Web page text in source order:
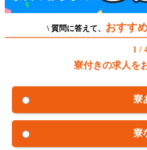
\ 質問に答えて、 おすす
1 /
寮付きの求人を
寮
寮